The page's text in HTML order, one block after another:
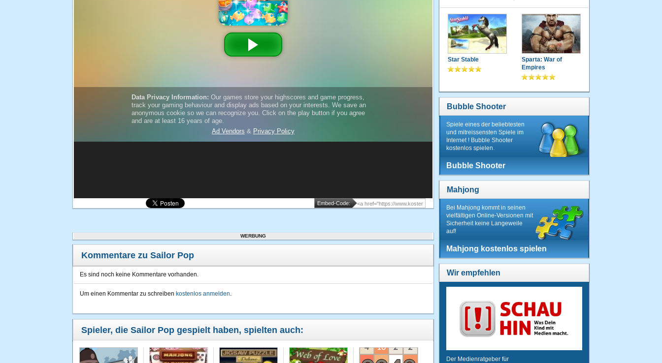
Embed-Code:
WERBUNG
Kommentare zu Sailor Pop
Es sind noch keine Kommentare vorhanden.
Um einen Kommentar zu schreiben kostenlos anmelden.
Spieler, die Sailor Pop gespielt haben, spielten auch:
Star Stable
Sparta: War of
Empires
Bubble Shooter
Spiele eines der beliebtesten
und mitreissensten Spiele im
Internet ! Bubble Shooter
kostenlos spielen.
Bubble Shooter
Mahjong
Bei Mahjong kommt in seinen
vielfältigen Online-Versionen mit
Sicherheit keine Langeweile
auf!
Mahjong kostenlos spielen
Wir empfehlen
Der Medienratgeber für